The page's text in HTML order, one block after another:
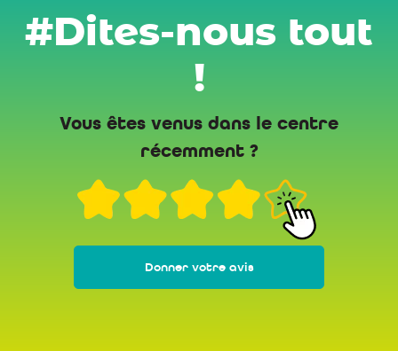
#Dites-nous tout
!
Vous êtes venus dans le centre
récemment ?
Donner votre avis